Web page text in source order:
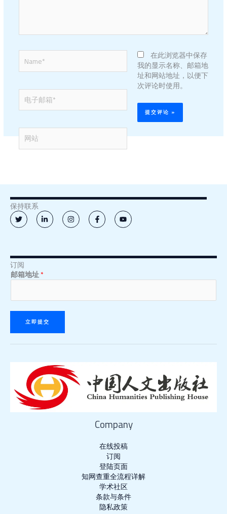
Name*
电
子
邮
*网
站
在此浏览器中保存
我的显示名称、邮箱地
址和网站地址，以便下
次评论时使用。
保持联系
T
w
i
r
L
i
n
i
i
I
n
s
r
F
a
c
o
f
Y
o
u
e
订阅
邮
箱
址
邮
箱
址
*
邮箱地址*
立即提交
Company
在线投稿
订阅
登陆页面
知网查重全流程详解
学术社区
条款与条件
隐私政策